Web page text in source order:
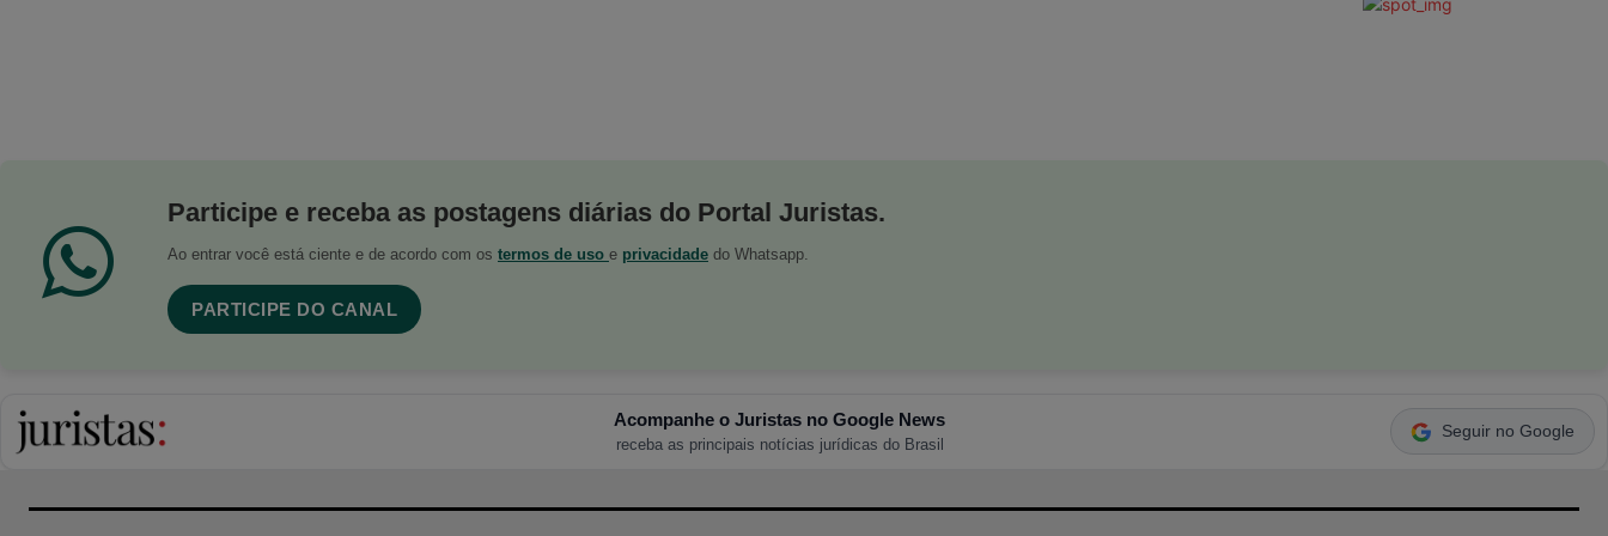
Participe e receba as postagens diárias do Portal Juristas.
Ao entrar você está ciente e de acordo com os termos de uso e privacidade do Whatsapp.
PARTICIPE DO CANAL
Acompanhe o Juristas no Google News
receba as principais notícias jurídicas do Brasil
Seguir no Google